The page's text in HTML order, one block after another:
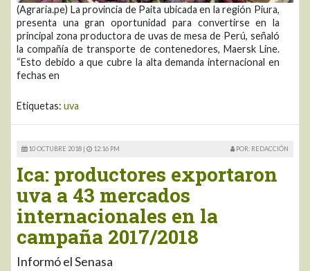
(Agraria.pe) La provincia de Paita ubicada en la región Piura,
presenta una gran oportunidad para convertirse en la
principal zona productora de uvas de mesa de Perú, señaló
la compañía de transporte de contenedores, Maersk Line.
“Esto debido a que cubre la alta demanda internacional en
fechas en
Etiquetas: uva
10 OCTUBRE 2018 | 12:16 PM POR: REDACCIÓN
Ica: productores exportaron
uva a 43 mercados
internacionales en la
campaña 2017/2018
Informó el Senasa